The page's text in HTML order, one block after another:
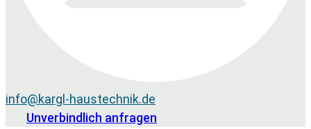
info@kargl-haustechnik.de
Unverbindlich anfragen